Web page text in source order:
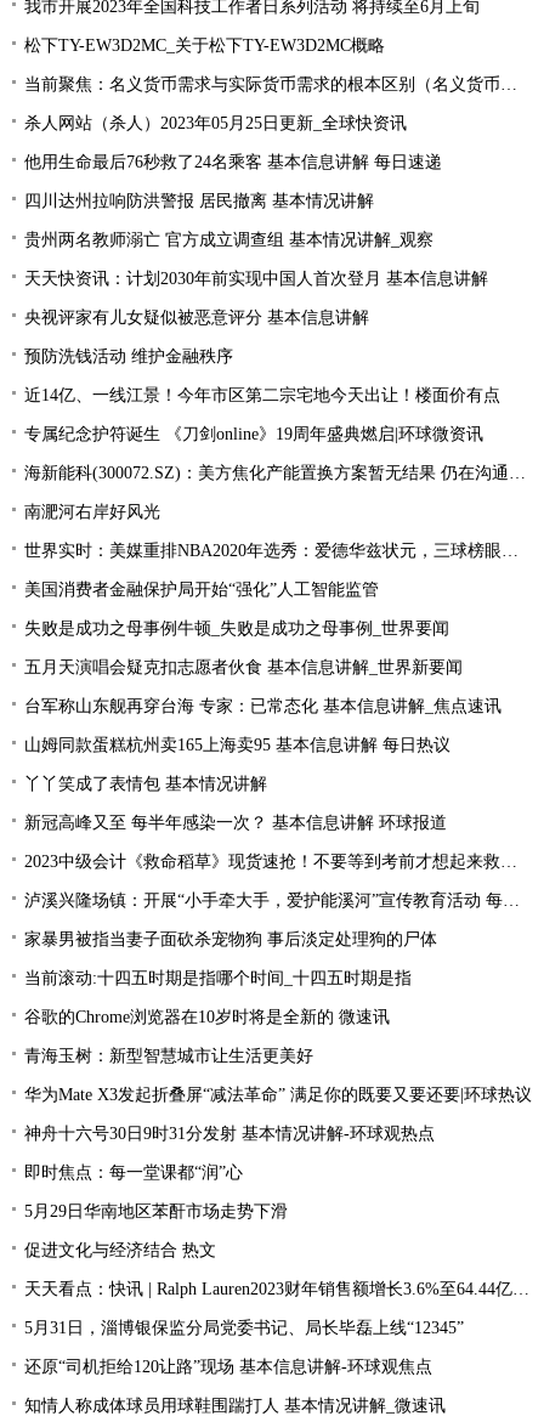
我市开展2023年全国科技工作者日系列活动 将持续至6月上旬
松下TY-EW3D2MC_关于松下TY-EW3D2MC概略
当前聚焦：名义货币需求与实际货币需求的根本区别（名义货币需求与实际货币需求）
杀人网站（杀人）2023年05月25日更新_全球快资讯
他用生命最后76秒救了24名乘客 基本信息讲解 每日速递
四川达州拉响防洪警报 居民撤离 基本情况讲解
贵州两名教师溺亡 官方成立调查组 基本情况讲解_观察
天天快资讯：计划2030年前实现中国人首次登月 基本信息讲解
央视评家有儿女疑似被恶意评分 基本信息讲解
预防洗钱活动 维护金融秩序
近14亿、一线江景！今年市区第二宗宅地今天出让！楼面价有点
专属纪念护符诞生 《刀剑online》19周年盛典燃启|环球微资讯
海新能科(300072.SZ)：美方焦化产能置换方案暂无结果 仍在沟通过程中|环球观点
南淝河右岸好风光
世界实时：美媒重排NBA2020年选秀：爱德华兹状元，三球榜眼，哈里伯顿探花
美国消费者金融保护局开始“强化”人工智能监管
失败是成功之母事例牛顿_失败是成功之母事例_世界要闻
五月天演唱会疑克扣志愿者伙食 基本信息讲解_世界新要闻
台军称山东舰再穿台海 专家：已常态化 基本信息讲解_焦点速讯
山姆同款蛋糕杭州卖165上海卖95 基本信息讲解 每日热议
丫丫笑成了表情包 基本情况讲解
新冠高峰又至 每半年感染一次？ 基本信息讲解 环球报道
2023中级会计《救命稻草》现货速抢！不要等到考前才想起来救命稻草！
泸溪兴隆场镇：开展“小手牵大手，爱护能溪河”宣传教育活动 每日速读
家暴男被指当妻子面砍杀宠物狗 事后淡定处理狗的尸体
当前滚动:十四五时期是指哪个时间_十四五时期是指
谷歌的Chrome浏览器在10岁时将是全新的 微速讯
青海玉树：新型智慧城市让生活更美好
华为Mate X3发起折叠屏“减法革命” 满足你的既要又要还要|环球热议
神舟十六号30日9时31分发射 基本情况讲解-环球观热点
即时焦点：每一堂课都“润”心
5月29日华南地区苯酐市场走势下滑
促进文化与经济结合 热文
天天看点：快讯 | Ralph Lauren2023财年销售额增长3.6%至64.44亿美元
5月31日，淄博银保监分局党委书记、局长毕磊上线“12345”
还原“司机拒给120让路”现场 基本信息讲解-环球观焦点
知情人称成体球员用球鞋围踹打人 基本情况讲解_微速讯